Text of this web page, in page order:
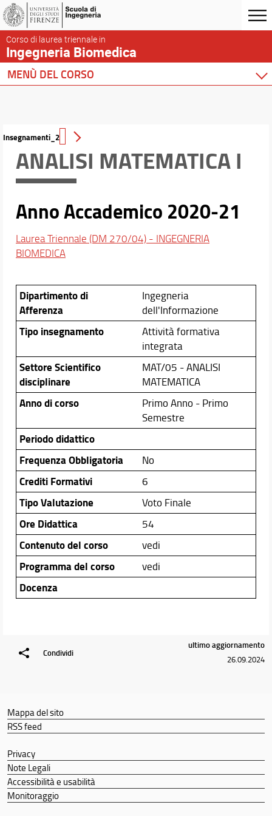
Corso di laurea triennale in
Ingegneria Biomedica
MENÙ DEL CORSO
Didattica
Insegnamenti
Piano di Studio
Guida dello Studente
Orientamento e servizi di tutorato
Mobilità internazionale
Valutazione della Didattica
Docenti
Orario e calendari
Insegnamenti_2
ANALISI MATEMATICA I
Anno Accademico 2020-21
Laurea Triennale (DM 270/04) - INGEGNERIA
BIOMEDICA
Dipartimento di
Afferenza
Ingegneria
dell'Informazione
Tipo insegnamento
Attività formativa
integrata
Settore Scientifico
disciplinare
MAT/05 - ANALISI
MATEMATICA
Anno di corso
Primo Anno - Primo
Semestre
Periodo didattico
Frequenza Obbligatoria
No
Crediti Formativi 6
Tipo Valutazione Voto Finale
Ore Didattica 54
Contenuto del corso vedi
Programma del corso vedi
Docenza
Condividi
ultimo aggiornamento
26.09.2024
Mappa del sito
RSS feed
Privacy
Note Legali
Accessibilità e usabilità
Monitoraggio